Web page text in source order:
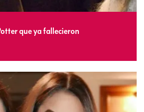
que ya fallecieron